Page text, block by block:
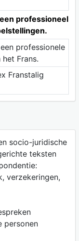
professioneel
professionele
Frans.
Franstalig
socio-juridische
teksten
verzekeringen,
personen